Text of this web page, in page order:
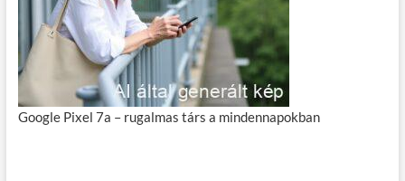
Google Pixel 7a – rugalmas társ a mindennapokban